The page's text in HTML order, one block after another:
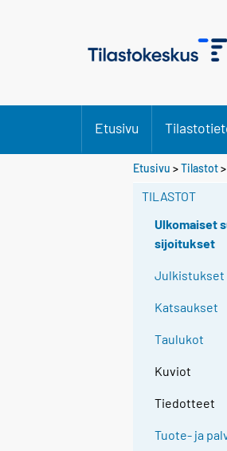
Etusivu
Etusivu >Tilastot>
TILASTOT
Ulkomaiset
sijoitukset
Julkistukset
Katsaukset
Taulukot
Kuviot
Tiedotteet
Tuote- ja